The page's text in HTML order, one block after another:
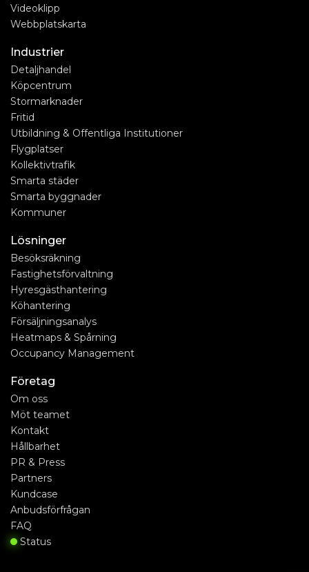
Videoklipp
Webbplatskarta
Industrier
Detaljhandel
Köpcentrum
Stormarknader
Fritid
Utbildning & Offentliga Institutioner
Flygplatser
Kollektivtrafik
Smarta städer
Smarta byggnader
Kommuner
Lösninger
Besöksräkning
Fastighetsförvaltning
Hyresgästhantering
Köhantering
Försäljningsanalys
Heatmaps & Spårning
Occupancy Management
Företag
Om oss
Möt teamet
Kontakt
Hållbarhet
PR & Press
Partners
Kundcase
Anbudsförfrågan
FAQ
Status